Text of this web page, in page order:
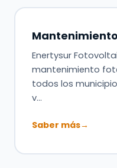
Enertysur
mantenimiento
todos los
v…
Saber más→